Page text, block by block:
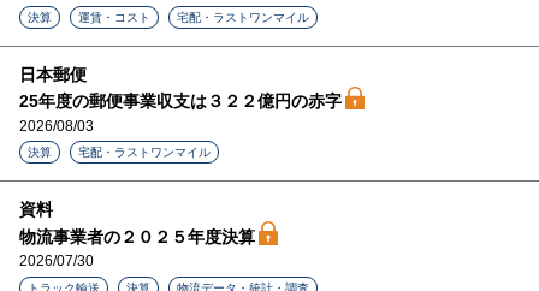
決算 運賃・コスト 宅配・ラストワンマイル
日本郵便
25年度の郵便事業収支は３２２億円の赤字
2026/08/03
決算 宅配・ラストワンマイル
資料
物流事業者の２０２５年度決算
2026/07/30
トラック輸送 決算 物流データ・統計・調査